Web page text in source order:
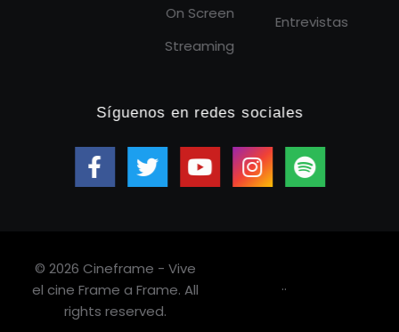
On Screen
Streaming
Entrevistas
Síguenos en redes sociales
© 2026 Cineframe - Vive
el cine Frame a Frame. All
rights reserved.
..